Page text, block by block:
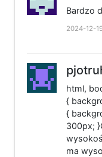
Bardzo
2024-12-
html,
{
{
300px;
ma